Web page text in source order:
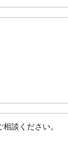
談ください。